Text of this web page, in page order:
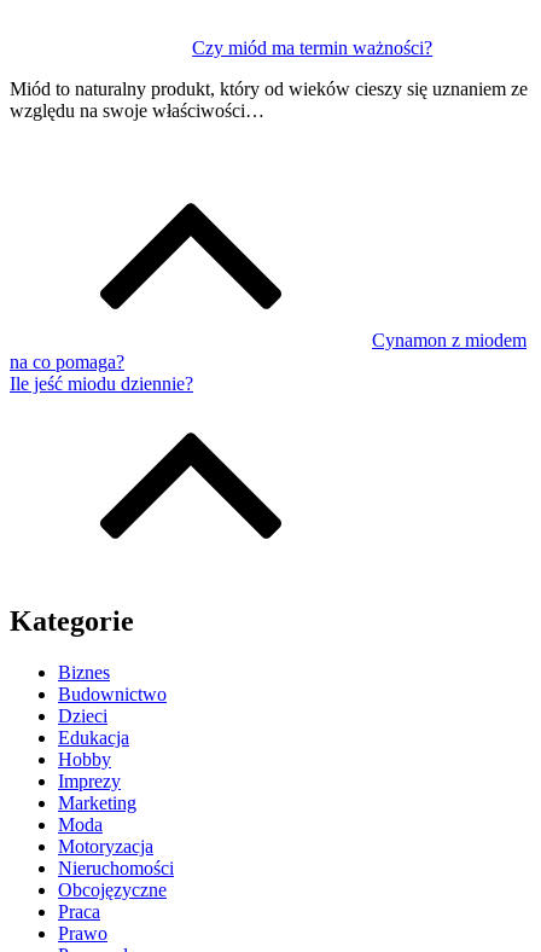
Czy miód ma termin ważności?
Miód to naturalny produkt, który od wieków cieszy się uznaniem ze
względu na swoje właściwości…
Cynamon z miodem
na co pomaga?
Ile jeść miodu dziennie?
Kategorie
Biznes
Budownictwo
Dzieci
Edukacja
Hobby
Imprezy
Marketing
Moda
Motoryzacja
Nieruchomości
Obcojęzyczne
Praca
Prawo